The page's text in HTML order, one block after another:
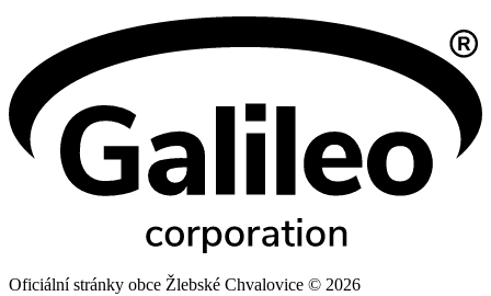
Oficiální stránky obce Žlebské Chvalovice © 2026